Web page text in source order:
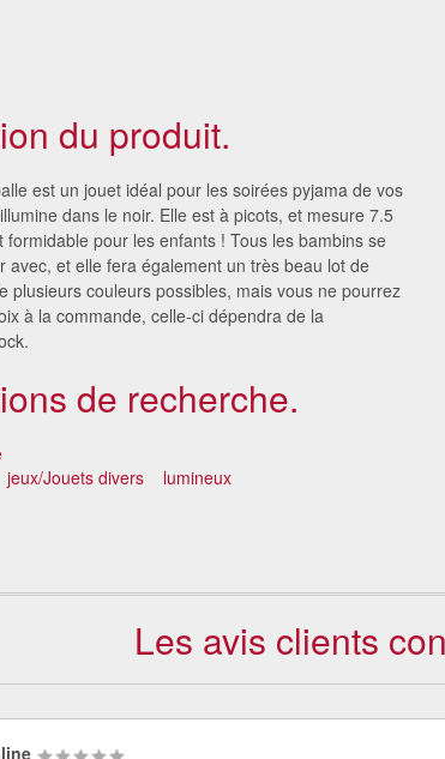
du produit.
est un jouet idéal pour les soirées pyjama de vos
dans le noir. Elle est à picots, et mesure 7.5
formidable pour les enfants ! Tous les bambins se
avec, et elle fera également un très beau lot de
plusieurs couleurs possibles, mais vous ne pourrez
à la commande, celle-ci dépendra de la
de recherche.
jeux/Jouets divers lumineux
lumineuse
foot
€
Les avis clients